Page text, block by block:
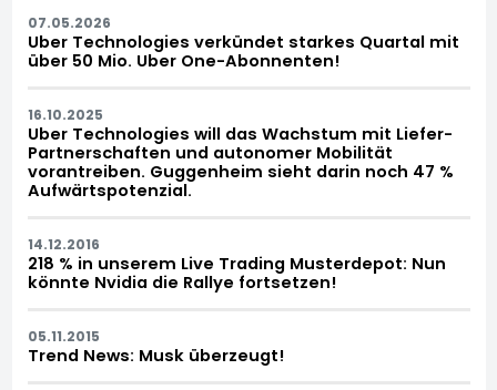
07.05.2026
Uber Technologies verkündet starkes Quartal mit
über 50 Mio. Uber One-Abonnenten!
16.10.2025
Uber Technologies will das Wachstum mit Liefer-
Partnerschaften und autonomer Mobilität
vorantreiben. Guggenheim sieht darin noch 47 %
Aufwärtspotenzial.
14.12.2016
218 % in unserem Live Trading Musterdepot: Nun
könnte Nvidia die Rallye fortsetzen!
05.11.2015
Trend News: Musk überzeugt!